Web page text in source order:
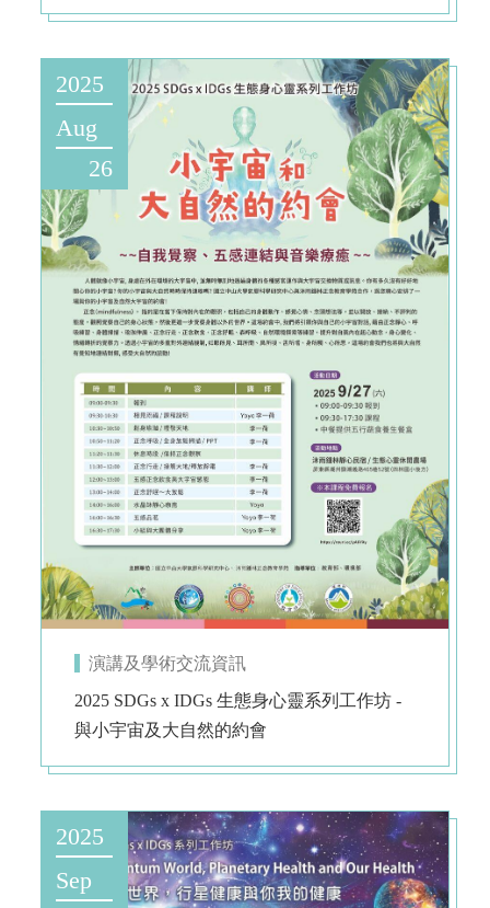
2025
Aug
26
演講及學術交流資訊
2025 SDGs x IDGs 生態身心靈系列工作坊 -
與小宇宙及大自然的約會
2025
Sep